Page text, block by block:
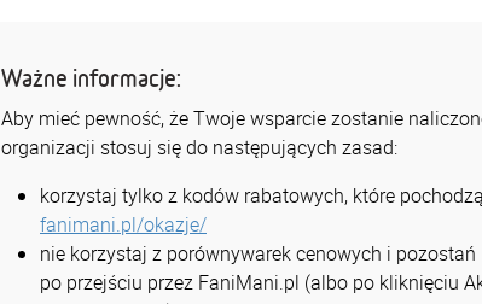
Ważne informacje:
Aby mieć pewność, że Twoje wsparcie zostanie
organizacji stosuj się do następujących zasad:
korzystaj tylko z kodów rabatowych, które
fanimani.pl/okazje/
nie korzystaj z porównywarek cenowych i
po przejściu przez FaniMani.pl (albo po kliknięciu